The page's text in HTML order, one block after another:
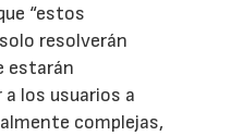
“estos
resolverán
estarán
los usuarios a
complejas,